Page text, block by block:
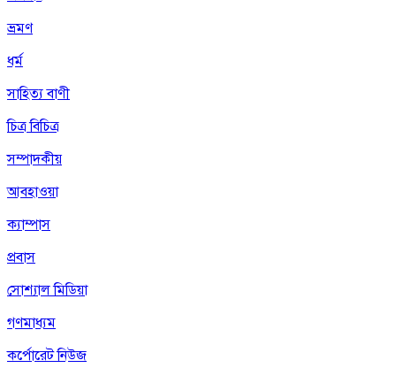
ভ্রমণ
ধর্ম
সাহিত্য বাণী
চিত্র বিচিত্র
সম্পাদকীয়
আবহাওয়া
ক্যাম্পাস
প্রবাস
সোশ্যাল মিডিয়া
গণমাধ্যম
কর্পোরেট নিউজ